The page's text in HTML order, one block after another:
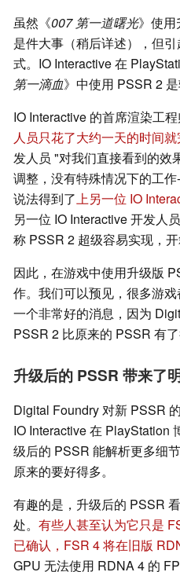
虽然《007 第一道曙光》使用
是件大事（稍后详述），但
式。IO Interactive 在
第一滴血》中使用 PSSR 2 是
IO Interactive 的首席渲染工
人员只花了大约一天的时间就
发人员 "对我们直接看到的效
调整，没有特殊情况下的工
说法得到了上另一位 IO
另一位 IO Interactive 开发人
称 PSSR 2 超级容易实现，开
因此，在游戏中使用升级版
作。我们可以预见，很多游
一个非常好的消息，因为
PSSR 2 比原来的 PSSR 有了
升级后的 PSSR 带来了
Digital Foundry 对新 PSSR
IO Interactive 在 PlayStation
级后的 PSSR 能解析更多细
原来的要好得多。
有趣的是，升级后的 PSSR
处。 有些人甚至认为它只是
已确认，FSR 4 将在旧版
GPU 无法使用 RDNA 4 的